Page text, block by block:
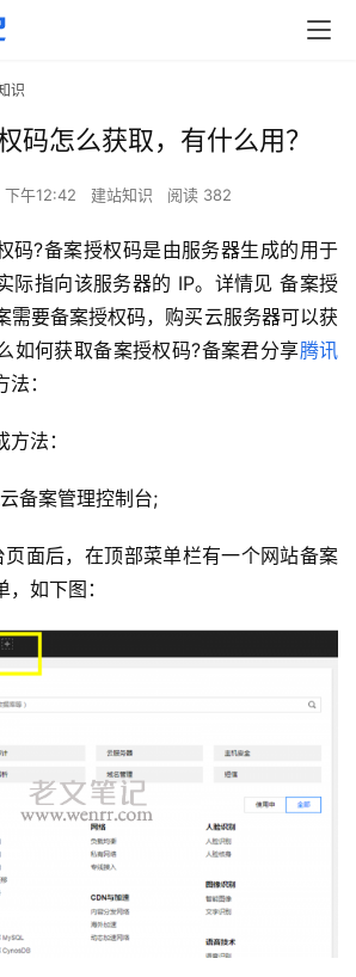
识
码怎么获取，有什么用？
下午12:42 建站知识 阅读 382
码?备案授权码是由服务器生成的用于
际指向该服务器的 IP。详情见 备案授
需要备案授权码，购买云服务器可以获
如何获取备案授权码?备案君分享腾讯
：
法：
备案管理控制台;
面后，在顶部菜单栏有一个网站备案
如下图：